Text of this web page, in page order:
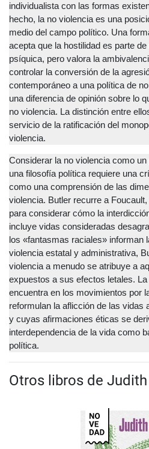
individualista con las formas
hecho, la no violencia es una
medio del campo político. Una
acepta que la hostilidad es parte
psíquica, pero valora la
controlar la conversión de la
contemporáneo a una política de
una diferencia de opinión sobre lo
no violencia. La distinción entre
servicio de la ratificación del
violencia.
Considerar la no violencia como
una filosofía política requiere una
como una comprensión de las
violencia. Butler recurre a
para considerar cómo la
incluye vidas consideradas
los «fantasmas raciales» informan
violencia estatal y administrativa,
violencia a menudo se atribuye a
expuestos a sus efectos letales.
encuentra en los movimientos por
reformulan la aflicción de las vidas
y cuyas afirmaciones éticas se
interdependencia de la vida como
política.
Otros libros de